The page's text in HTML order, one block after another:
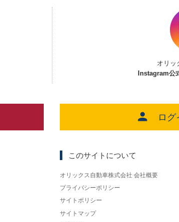
オリッ
Instagram公
ログ
このサイトについて
オリックス自動車株式会社 会社概要
プライバシーポリシー
サイトポリシー
サイトマップ